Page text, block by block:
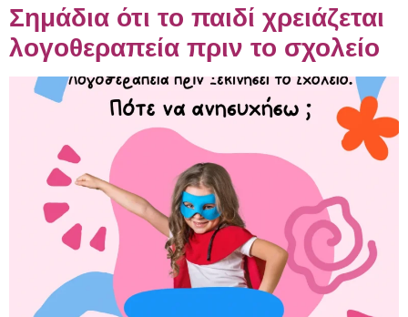
Σημάδια ότι το παιδί χρειάζεται
λογοθεραπεία πριν το σχολείο